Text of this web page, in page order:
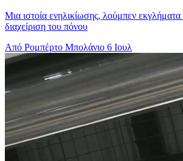
Μια ιστοία ενηλικίωσης, λούμπεν
διαχείριση του πόνου
Από Ρομπέρτο Μπολάνιο 6 Ιουλ